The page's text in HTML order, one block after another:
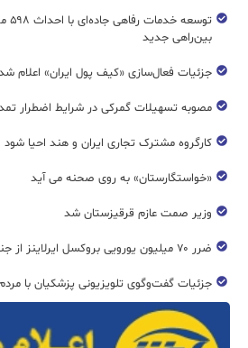
بین‌راهی جدید
جزئیات فعال‌سازی «کیف پول ایران» اعلام
مصوبه تسهیلات گمرکی در شرایط اضطرار
کارگروه مشترک تجاری ایران و هند احیا شود
«خواستگارستان» به روی صحنه می آید
وزیر صمت عازم قرقیزستان شد
ضرر ۷۰ میلیون یورویی بروکسل ایرلاینز از جنگ علیه ایران
جزئیات گفت‌وگوی تلویزیونی پزشکیان با